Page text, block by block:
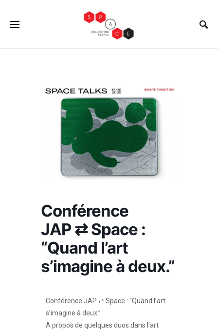
Conférence
JAP ⇄ Space :
“Quand l’art
s’imagine à deux.”
Conférence JAP ⇄ Space : “Quand l’art
s’imagine à deux.”
A propos de quelques duos dans l’art